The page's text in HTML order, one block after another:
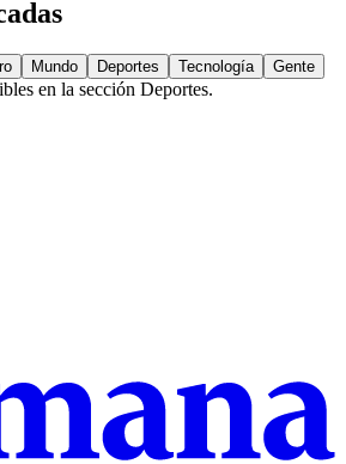
Mundo Deportes Tecnología Gente
en la sección Deportes.